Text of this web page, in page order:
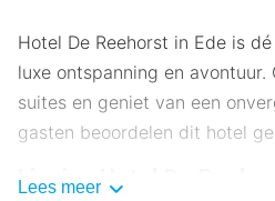
Hotel De Reehorst in Ede is
luxe ontspanning en
suites en geniet van een
gasten beoordelen dit hotel
Ligging Hotel De
Lees meer